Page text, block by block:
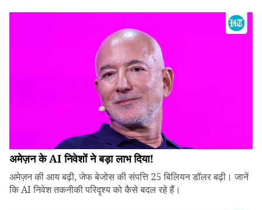
अमेज़न के AI निवेशों ने बड़ा लाभ दिया!
अमेज़न की आय बढ़ी, जेफ बेजोस की संपत्ति 25 बिलियन डॉलर बढ़ी। जानें
कि AI निवेश तकनीकी परिदृश्य को कैसे बदल रहे हैं।